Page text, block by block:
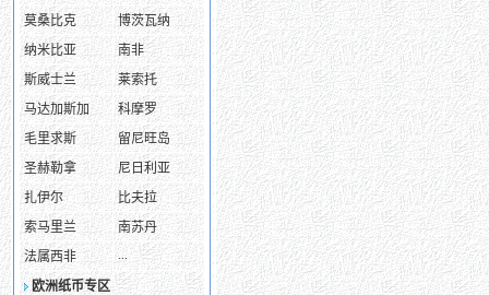
莫桑比克
博茨瓦纳
纳米比亚
南非
斯威士兰
莱索托
马达加斯加
科摩罗
毛里求斯
留尼旺岛
圣赫勒拿
尼日利亚
扎伊尔
比夫拉
索马里兰
南苏丹
法属西非
...
欧洲纸币专区